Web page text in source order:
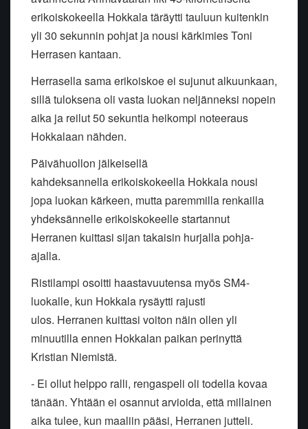
erikoiskokeella Hokkala täräytti tauluun kuitenkin
yli 30 sekunnin pohjat ja nousi kärkimies Toni
Herrasen kantaan.
Herrasella sama erikoiskoe ei sujunut alkuunkaan,
sillä tuloksena oli vasta luokan neljänneksi nopein
aika ja reilut 50 sekuntia heikompi noteeraus
Hokkalaan nähden.
Päivähuollon jälkeisellä
kahdeksannella erikoiskokeella Hokkala nousi
jopa luokan kärkeen, mutta paremmilla renkailla
yhdeksännelle erikoiskokeelle startannut
Herranen kuittasi sijan takaisin hurjalla pohja-
ajalla.
Ristilampi osoitti haastavuutensa myös SM4-
luokalle, kun Hokkala rysäytti rajusti
ulos. Herranen kuittasi voiton näin ollen yli
minuutilla ennen Hokkalan paikan perinyttä
Kristian Niemistä.
- Ei ollut helppo ralli, rengaspeli oli todella kovaa
tänään. Yhtään ei osannut arvioida, että millainen
aika tulee, kun maaliin pääsi, Herranen jutteli.